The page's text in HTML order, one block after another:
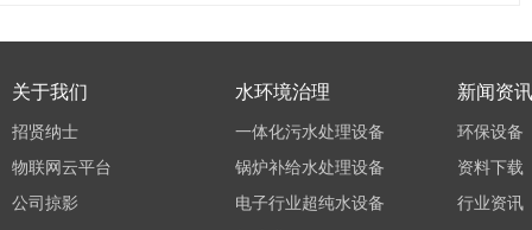
关于我们
招贤纳士
物联网云平台
公司掠影
水环境治理
一体化污水处理设备
锅炉补给水处理设备
电子行业超纯水设备
新闻资
环保设备
资料下载
行业资讯